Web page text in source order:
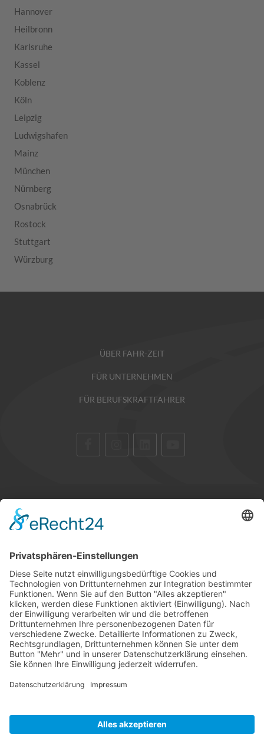
Hannover
Heilbronn
Karlsruhe
Kassel
Koblenz
Köln
Leipzig
Ludwigshafen
Mainz
München
Nürnberg
Osnabrück
Rostock
Stuttgart
Würzburg
ÜBER FAHR-ZEIT
FÜR UNTERNEHMEN
FÜR BERUFSKRAFTFAHRER
KARRIERE
TIPPSPIEL
PRESSE
KONTAKT